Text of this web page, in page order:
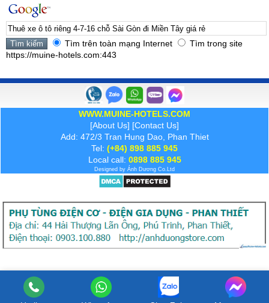
Tìm trên toàn mạng Internet
Tìm trong site
https://muine-hotels.com:443
WWW.MUINE-HOTELS.COM
[About Us] [Contact Us]
Add: 472/3 Tran Hung Dao, Phan Thiet
Tel: (+84) 898 885 945
Local call: 0898 885 945
Designed by Ánh Dương Co.Ltd